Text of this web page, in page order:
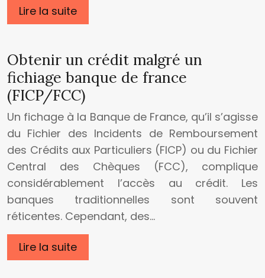
Lire la suite
Obtenir un crédit malgré un
fichiage banque de france
(FICP/FCC)
Un fichage à la Banque de France, qu’il s’agisse
du Fichier des Incidents de Remboursement
des Crédits aux Particuliers (FICP) ou du Fichier
Central des Chèques (FCC), complique
considérablement l’accès au crédit. Les
banques traditionnelles sont souvent
réticentes. Cependant, des…
Lire la suite